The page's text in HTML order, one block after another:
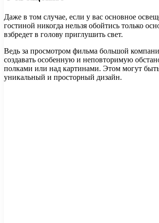
Даже в том случае, если у вас основное
гостиной никогда нельзя обойтись только
взбредет в голову приглушить свет.
Ведь за просмотром фильма большой
создавать особенную и неповторимую
полками или над картинами. Этом могут
уникальный и просторный дизайн.